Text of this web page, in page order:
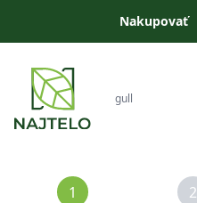
Nakupovať
1 2